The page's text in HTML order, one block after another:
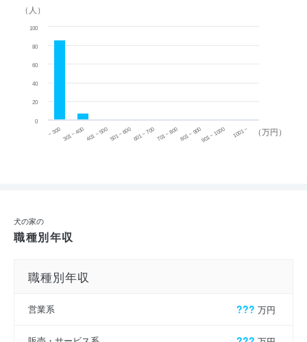
（万円）
（人）
~ 300 301 ~ 400 401 ~ 500501 ~ 600601 ~ 700701 ~ 800801 ~ 900901 ~ 1000 1001 ~
0
20
40
60
80
100
犬の家の
職種別年収
職種別年収
営業系 ??? 万円